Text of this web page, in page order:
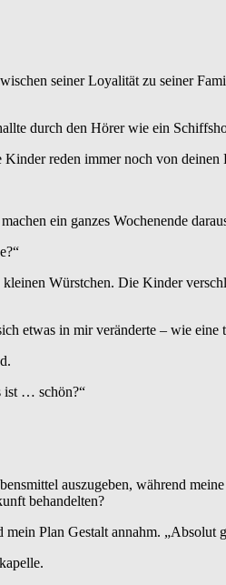
seiner Loyalität zu seiner
durch den Hörer wie ein
reden immer noch von deinen
ein ganzes Wochenende
Würstchen. Die Kinder
etwas in mir veränderte – wie eine
ist … schön?“
auszugeben, während
behandelten?
Plan Gestalt annahm. „Absolut